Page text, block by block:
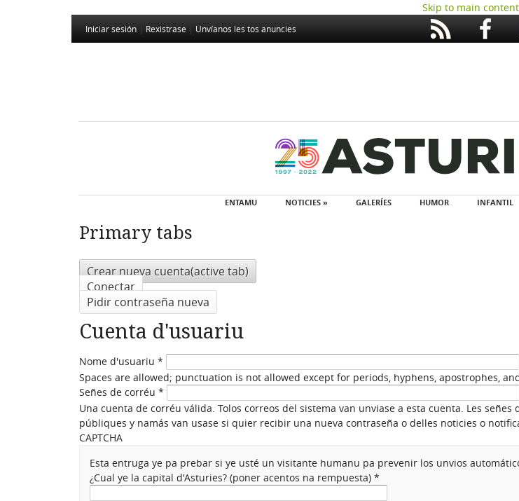
Skip to main content
Iniciar sesión Rexistrase Unvíanos les tos anuncies
ENTAMU NOTICIES » GALERÍES HUMOR INFANTIL
Primary tabs
Crear nueva cuenta(active tab)
Conectar
Pidir contraseña nueva
Cuenta d'usuariu
Nome d'usuariu *
Spaces are allowed; punctuation is not allowed except for periods, hyphens, apostrophes,
Señes de corréu *
Una cuenta de corréu válida. Tolos correos del sistema van unviase a esta cuenta. Les señes
públiques y namás van usase si quier recibir una nueva contraseña o delles noticies o
CAPTCHA
Esta entruga ye pa prebar si ye usté un visitante humanu pa prevenir los unvios
¿Cual ye la capital d'Asturies? (poner acentos na rempuesta)*